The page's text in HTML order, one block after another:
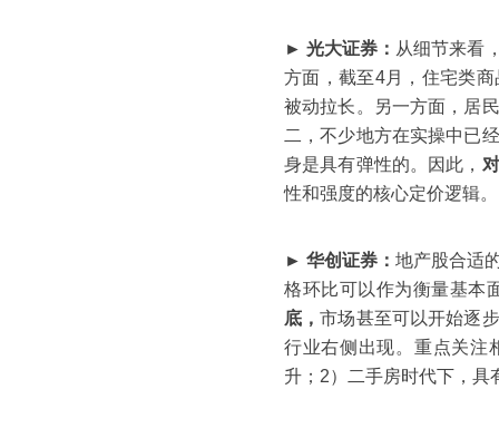
► 光大证券： 从细节来看
方面，截至4月，住宅类
被动拉长。另一方面，居
二，不少地方在实操中已
身是具有弹性的。因此，
性和强度的核心定价逻辑。
► 华创证券： 地产股合适
格环比可以作为衡量基本
底，市场甚至可以开始逐
行业右侧出现。重点关注
升；2）二手房时代下，具